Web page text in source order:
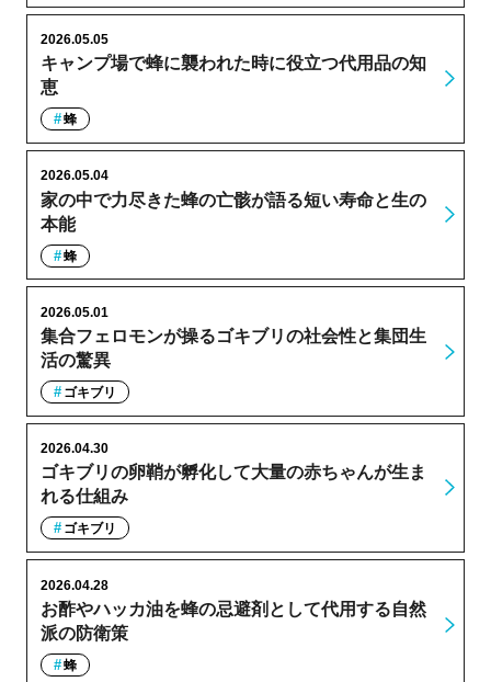
キャンプ場で蜂に襲われた時に役立つ代用品の知
恵
2026.05.05
蜂
家の中で力尽きた蜂の亡骸が語る短い寿命と生の
本能
2026.05.04
蜂
集合フェロモンが操るゴキブリの社会性と集団生
活の驚異
2026.05.01
ゴキブリ
ゴキブリの卵鞘が孵化して大量の赤ちゃんが生ま
れる仕組み
2026.04.30
ゴキブリ
お酢やハッカ油を蜂の忌避剤として代用する自然
派の防衛策
2026.04.28
蜂